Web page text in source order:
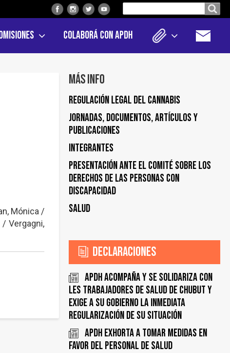
el
sitio
Colaborá con APDH
Mónica /
Vergagni,
Más info
Regulación Legal del Cannabis
Jornadas, documentos, artículos y
publicaciones
Integrantes
Presentación ante el Comité sobre los
derechos de las personas con
discapacidad
Salud
Declaraciones
APDH acompaña y se solidariza con
les trabajadores de Salud de Chubut y
exige a su gobierno la inmediata
regularización de su situación
APDH exhorta a tomar medidas en
favor del personal de salud